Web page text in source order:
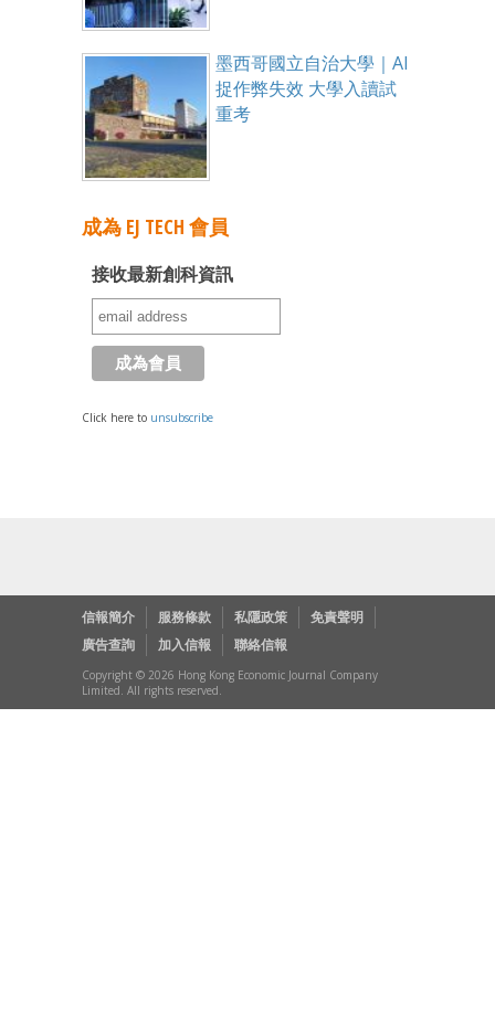
墨西哥國立自治大學｜AI
捉作弊失效 大學入讀試
重考
成為 EJ TECH 會員
接收最新創科資訊
Click here to unsubscribe
信報簡介 服務條款 私隱政策
免責聲明
廣告查詢
加入信報 聯絡信報
Copyright © 2026 Hong Kong Economic Journal Company
Limited. All rights reserved.